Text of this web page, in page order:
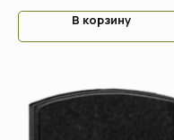
В корзину